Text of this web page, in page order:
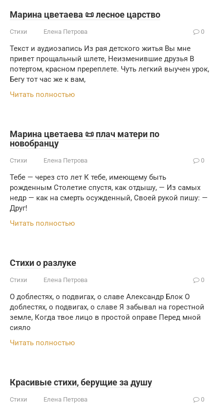
Марина цветаева 📜 лесное царство
Стихи Елена Петрова 0
Текст и аудиозапись Из рая детского житья Вы мне
привет прощальный шлете, Неизменившие друзья В
потертом, красном пререплете. Чуть легкий выучен урок,
Бегу тот час же к вам,
Читать полностью
Марина цветаева 📜 плач матери по
новобранцу
Стихи Елена Петрова 0
Тебе — через сто лет К тебе, имеющему быть
рожденным Столетие спустя, как отдышу, — Из самых
недр — как на смерть осужденный, Своей рукой пишу: —
Друг!
Читать полностью
Стихи о разлуке
Стихи Елена Петрова 0
О доблестях, о подвигах, о славе Александр Блок О
доблестях, о подвигах, о славе Я забывал на горестной
земле, Когда твое лицо в простой оправе Перед мной
сияло
Читать полностью
Красивые стихи, берущие за душу
Стихи Елена Петрова 0